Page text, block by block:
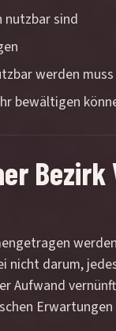
nutzbar sind
werden muss
bewältigen
Bezirk
darum,